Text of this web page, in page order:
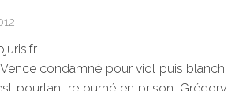
condamné pour viol puis blanchi